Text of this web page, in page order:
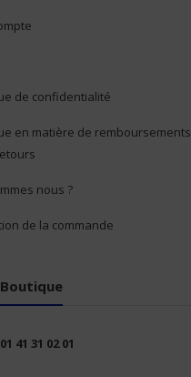
de confidentialité
en matière de remboursements
nous ?
de la commande
41 31 02 01